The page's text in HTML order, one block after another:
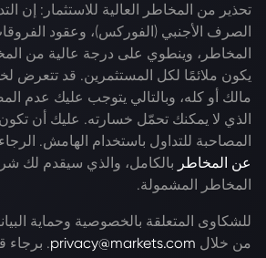
تحذير من المخاطر العالية للاستثمار: إن
المخاطر، وينطوي على درجة عالية من
يكون ملائمًا لكل المستثمرين. قد
مالك أو كله، وبالتالي يتوجب عليك عدم
الذي لا يمكنك تحمّل خسارته. عليك أن
المصاحبة للتداول باستخدام الهامش.
عن المخاطر بالكامل، والذي سيقدم لك
المخاطر المشمولة.
للشكاوى المتعلقة بالخصوصية وحماية
من خلال privacy@markets.com. برجاء